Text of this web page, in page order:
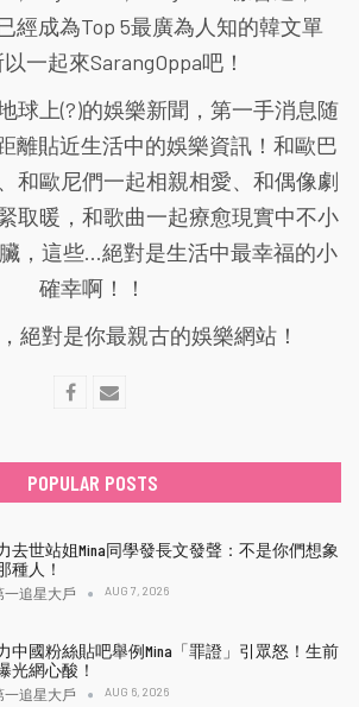
經成為Top 5最廣為人知的韓文單
一起來SarangOppa吧！
球上(?)的娛樂新聞，第一手消息随
離貼近生活中的娛樂資訊！和歐巴
和歐尼們一起相親相愛、和偶像劇
取暖，和歌曲一起療愈現實中不小
，這些...絕對是生活中最幸福的小
確幸啊！！
絕對是你最親古的娛樂網站！
POPULAR POSTS
去世站姐Mina同學發長文發聲：不是你們想象
種人！
一追星大戶 AUG 7, 2026
中國粉絲貼吧舉例Mina「罪證」引眾怒！生前
光網心酸！
一追星大戶 AUG 6, 2026